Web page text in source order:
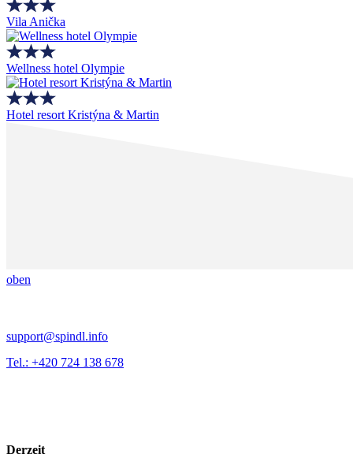
Vila Anička
Wellness hotel Olympie
Hotel resort Kristýna & Martin
oben
support@spindl.info
Tel.: +420 724 138 678
Derzeit